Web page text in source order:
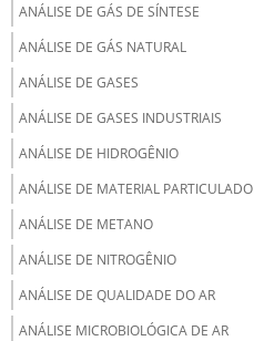
ANÁLISE DE GÁS DE SÍNTESE
ANÁLISE DE GÁS NATURAL
ANÁLISE DE GASES
ANÁLISE DE GASES INDUSTRIAIS
ANÁLISE DE HIDROGÊNIO
ANÁLISE DE MATERIAL PARTICULADO
ANÁLISE DE METANO
ANÁLISE DE NITROGÊNIO
ANÁLISE DE QUALIDADE DO AR
ANÁLISE MICROBIOLÓGICA DE AR